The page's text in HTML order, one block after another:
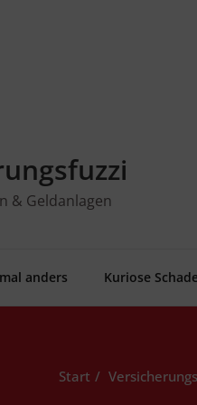
& Geldanlagen
anders Kurio­se
Start